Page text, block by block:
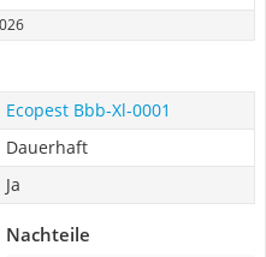
Ecopest Bbb-Xl-0001
Dauerhaft
Ja
Nachteile